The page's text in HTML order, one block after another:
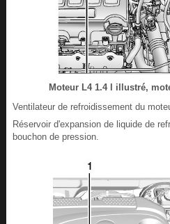
Moteur L4 1.4 l illustré,
Ventilateur de refroidissement du
Réservoir d'expansion de liquide de
bouchon de pression.